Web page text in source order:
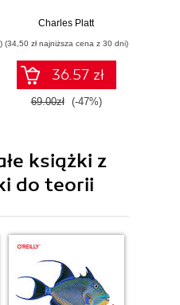
kondensatory,
przełączniki,
enkodery,
przekaźniki i
tranzystory
Charles Platt
(34,50 zł najniższa cena z 30 dni)
36.57 zł
69.00zł (-47%)
książki z
do teorii